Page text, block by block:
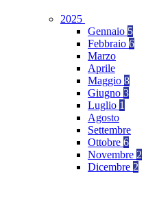
2025
Gennaio 5
Febbraio 6
Marzo
Aprile
Maggio 8
Giugno 3
Luglio 1
Agosto
Settembre
Ottobre 6
Novembre 2
Dicembre 2